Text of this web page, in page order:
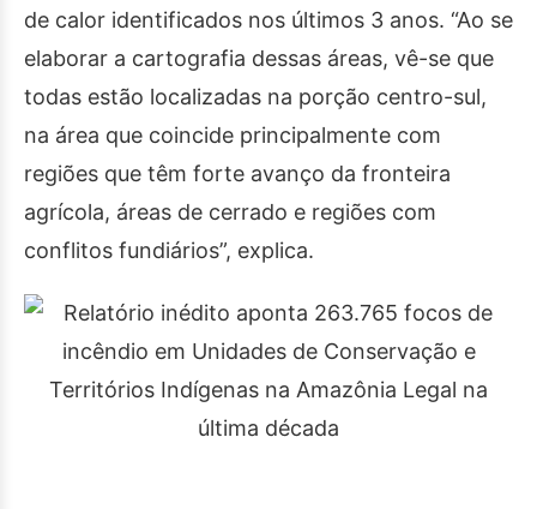
de calor identificados nos últimos 3 anos. “Ao se
elaborar a cartografia dessas áreas, vê-se que
todas estão localizadas na porção centro-sul,
na área que coincide principalmente com
regiões que têm forte avanço da fronteira
agrícola, áreas de cerrado e regiões com
conflitos fundiários”, explica.